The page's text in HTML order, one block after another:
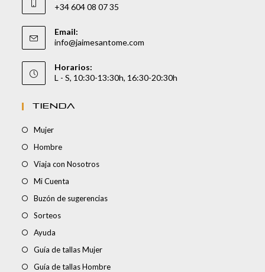
+34 604 08 07 35
Email:
info@jaimesantome.com
Horarios:
L - S, 10:30-13:30h, 16:30-20:30h
TIENDA
Mujer
Hombre
Viaja con Nosotros
Mi Cuenta
Buzón de sugerencias
Sorteos
Ayuda
Guía de tallas Mujer
Guía de tallas Hombre